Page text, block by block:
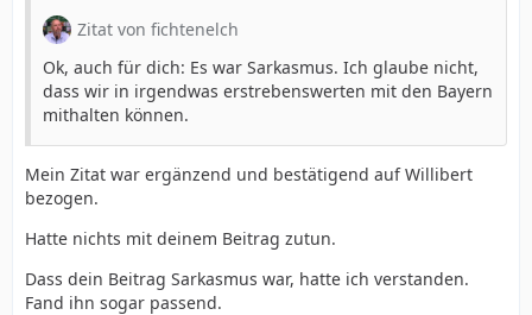
Zitat von fichtenelch
Ok, auch für dich: Es war Sarkasmus. Ich glaube nicht,
dass wir in irgendwas erstrebenswerten mit den Bayern
mithalten können.
Mein Zitat war ergänzend und bestätigend auf Willibert
bezogen.
Hatte nichts mit deinem Beitrag zutun.
Dass dein Beitrag Sarkasmus war, hatte ich verstanden.
Fand ihn sogar passend.